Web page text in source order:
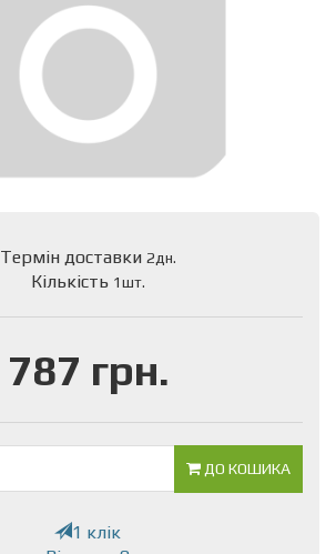
Термін доставки 2дн.
Кількість 1шт.
787 грн.
ДО КОШИКА
1 клік